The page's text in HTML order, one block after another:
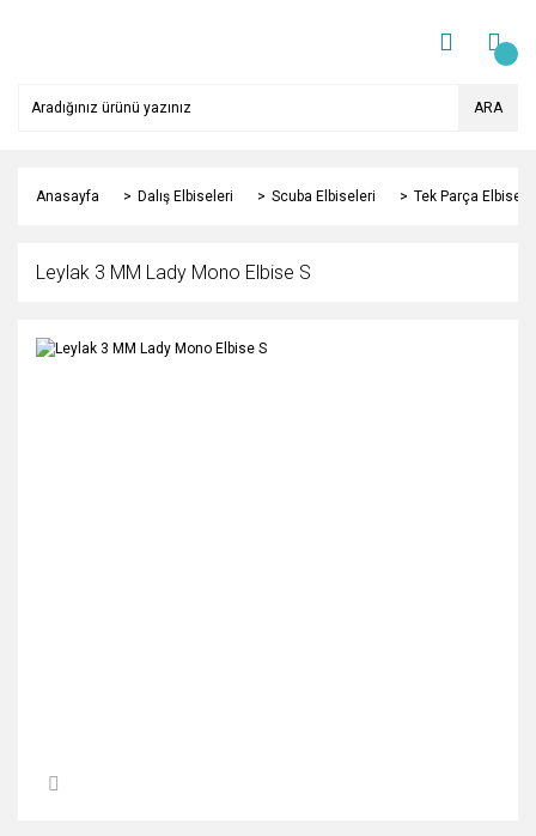
ARA
Anasayfa Dalış Elbiseleri Scuba Elbiseleri Tek Parça
Leylak 3 MM Lady Mono Elbise S